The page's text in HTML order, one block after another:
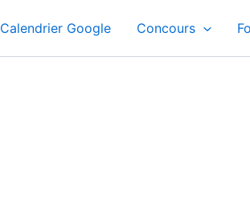
Calendrier Google Concours